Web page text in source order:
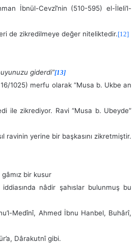
İbnül-Cevzî’nin (510-595) el-İleli’l-
de zikredilmeye değer niteliktedir.[12]
giderdi”[13]
1025) merfu olarak “Musa b. Ukbe an
ile zikrediyor. Ravi “Musa b. Ubeyde”
ravinin yerine bir başkasını zikretmiştir.
bir kusur
nâdir şahıslar bulunmuş bu
Medînî, Ahmed İbnu Hanbel, Buhârî,
Dârakutnî gibi.